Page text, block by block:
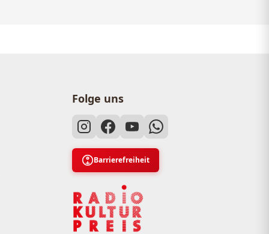
Folge uns
Barrierefreiheit